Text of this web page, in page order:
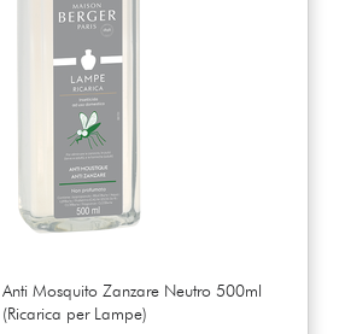
Mosquito Zanzare Neutro 500ml
(Ricarica per Lampe)